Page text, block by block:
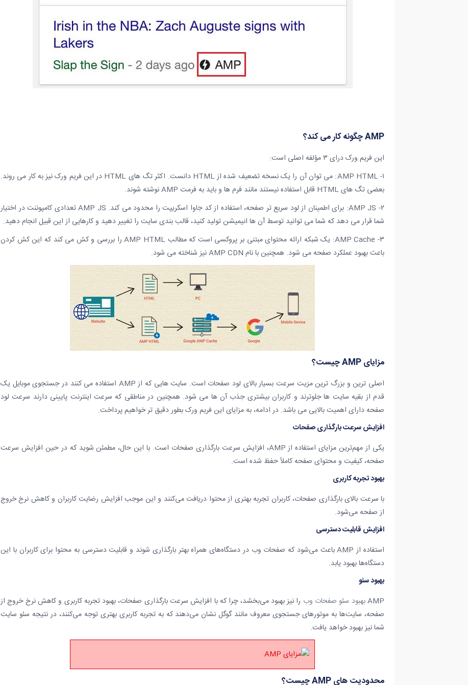
AMP چگونه کار می کند؟
این فریم ورک درای ۳ مؤلفه اصلی است:
۱- AMP HTML: می توان آن را یک نسخه تضعیف شده از HTML دانست. اکثر تگ های HTML در این فریم ورک نیز به کار می روند.
بعضی تگ های HTML قابل استفاده نیستند مانند فرم ها و باید به فرمت AMP نوشته شوند.
۲- AMP JS: برای اطمینان از لود سریع تر صفحه، استفاده از کد جاوا اسکریپت را محدود می کند. AMP JS تعدادی کامپوننت در اختیار
شما قرار می دهد که شما می توانید توسط آن ها انیمیشن تولید کنید، قالب بندی سایت را تغییر دهید و کارهایی از این قبیل انجام دهید.
۳- AMP Cache: یک شبکه ارائه محتوای مبتنی بر پروکسی است که مطالب AMP HTML را بررسی و کش می کند که این کش کردن
باعث بهبود عملکرد صفحه می شود. همچنین با نام AMP CDN نیز شناخته می شود.
مزایای AMP چیست؟
اصلی ترین و بزرگ ترین مزیت سرعت بسیار بالای لود صفحات است. سایت هایی که از AMP استفاده می کنند در جستجوی موبایل یک
قدم از بقیه سایت ها جلوترند و کاربران بیشتری جذب آن ها می شود. همچنین در مناطقی که سرعت اینترنت پایینی دارند سرعت لود
صفحه دارای اهمیت بالایی می باشد. در ادامه، به مزایای این فریم ورک بطور دقیق تر خواهیم پرداخت.
افزایش سرعت بارگذاری صفحات
یکی از مهم‌ترین مزایای استفاده از AMP، افزایش سرعت بارگذاری صفحات است. با این حال، مطمئن شوید که در حین افزایش سرعت
صفحه، کیفیت و محتوای صفحه کاملاً حفظ شده است.
بهبود تجربه کاربری
با سرعت بالای بارگذاری صفحات، کاربران تجربه بهتری از محتوا دریافت می‌کنند و این موجب افزایش رضایت کاربران و کاهش نرخ خروج
از صفحه می‌شود.
افزایش قابلیت دسترسی
استفاده از AMP باعث می‌شود که صفحات وب در دستگاه‌های همراه بهتر بارگذاری شوند و قابلیت دسترسی به محتوا برای کاربران با این
دستگاه‌ها بهبود یابد.
بهبود سئو
AMPبهبود سئو صفحات وب را نیز بهبود می‌بخشد، چرا که با افزایش سرعت بارگذاری صفحات، بهبود تجربه کاربری و کاهش نرخ خروج از
صفحه، سایت‌ها به موتورهای جستجوی معروف مانند گوگل نشان می‌دهند که به تجربه کاربری بهتری توجه می‌کنند، در نتیجه سئو سایت
شما نیز بهبود خواهد یافت.
محدودیت های AMP چیست؟